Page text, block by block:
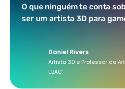
O que ninguém te conta
ser um artista 3D para
Daniel Rivers
Artista 3D e Professor de
EBAC